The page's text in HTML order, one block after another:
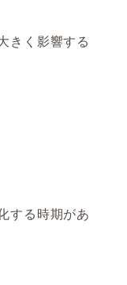
きく影響する
する時期があ